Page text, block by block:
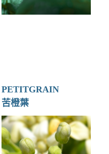
PETITGRAIN
苦橙葉